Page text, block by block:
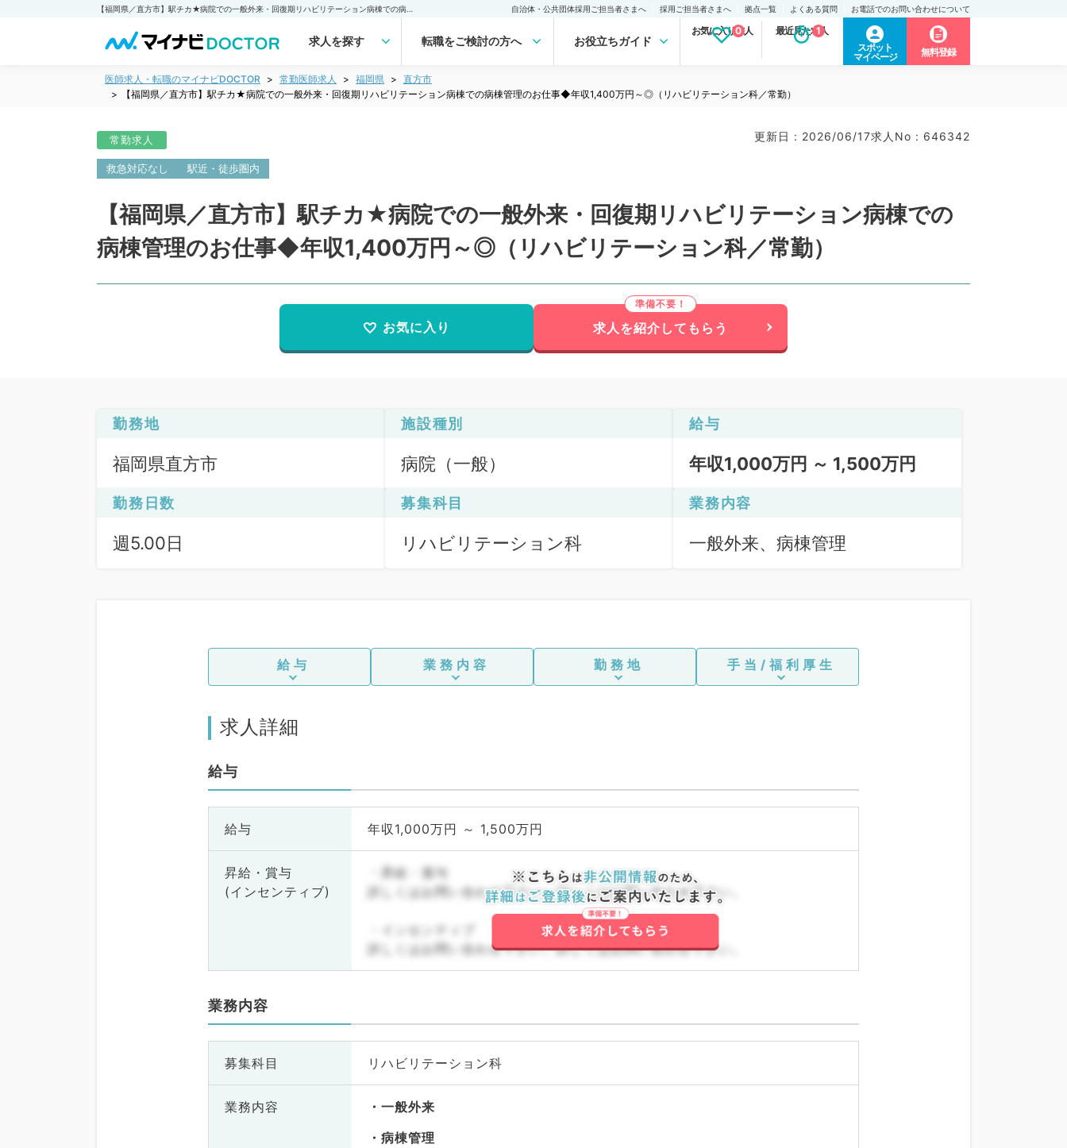
自治体・公共団体採用ご担当者さまへ 採用ご担当者さまへ 拠点一覧 よくある質問 お電話でのお問い合わせについて
求人を探す 転職をご検討の方へ お役立ちガイド
お気に入り求人
0 最近見た求人
1
スポット
マイページ
無料登録
医師求人・転職のマイナビDOCTOR 常勤医師求人 福岡県
直方市
【福岡県／直方市】駅チカ★病院での一般外来・回復期リハビリテーション病棟での病棟管理のお仕事◆年収1,400万円～◎（リハビリテーション科／常勤）
常勤求人 更新日 : 2026/06/17求人No : 646342
救急対応なし 駅近・徒歩圏内
【福岡県／直方市】駅チカ★病院での一般外来・回復期リハビリテーション病棟での
病棟管理のお仕事◆年収1,400万円～◎（リハビリテーション科／常勤）
お気に入り 求人を紹介してもらう
勤務地
福岡県直方市
施設種別
病院（一般）
給与
年収1,000万円 ～ 1,500万円
勤務日数
週5.00日
募集科目
リハビリテーション科
業務内容
一般外来、病棟管理
給与 業務内容 勤務地 手当/福利厚生
求人詳細
給与
給与 年収1,000万円 ～ 1,500万円
昇給・賞与
(インセンティブ)
・昇給・賞与
詳しくはお問い合わせ下さい。詳しくはお問い合わせ下さい。
・インセンティブ
詳しくはお問い合わせ下さい。詳しくはお問い合わせ下さい。
業務内容
募集科目 リハビリテーション科
業務内容
一般外来
病棟管理